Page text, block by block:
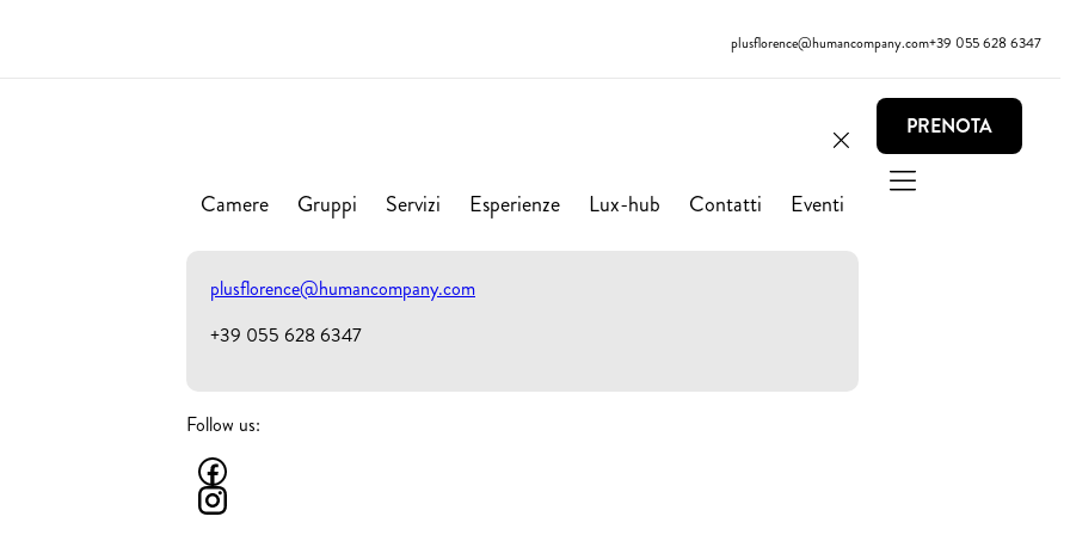
plusflorence@humancompany.com+39 055 628 6347
Camere Gruppi Servizi Esperienze Lux-hub Contatti Eventi
plusflorence@humancompany.com
+39 055 628 6347
Follow us:
PRENOTA